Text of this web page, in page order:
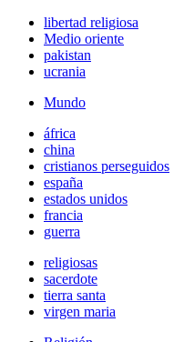
libertad religiosa
Medio oriente
pakistan
ucrania
Mundo
áfrica
china
cristianos perseguidos
españa
estados unidos
francia
guerra
religiosas
sacerdote
tierra santa
virgen maria